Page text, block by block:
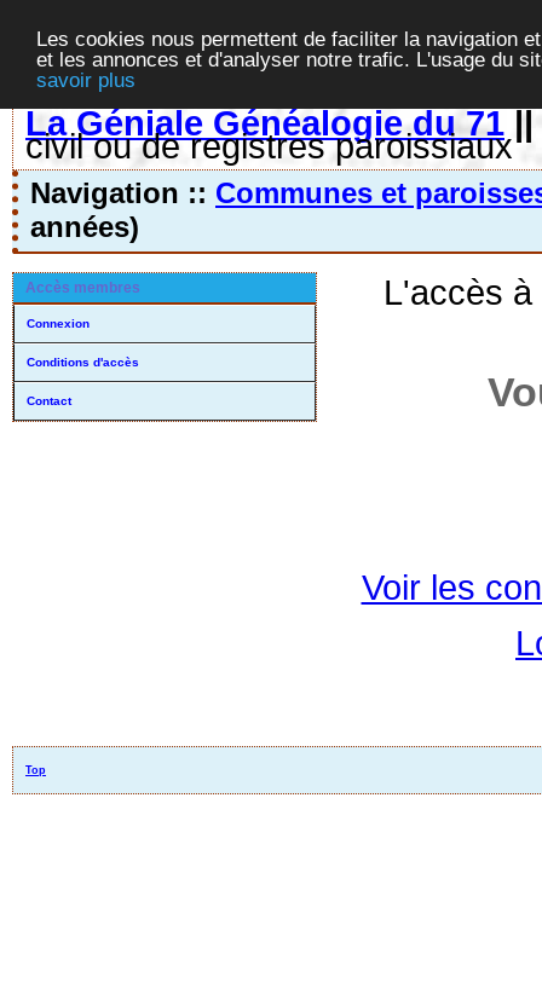
Les cookies nous permettent de faciliter la navigation
et les annonces et d'analyser notre trafic. L'usage du
savoir plus
La Géniale Généalogie du 71||
civil ou de registres paroissiaux
Navigation :: Communes et
années)
Accès membres
Connexion
Conditions d'accès
Contact
L'accès
Voir les
Top